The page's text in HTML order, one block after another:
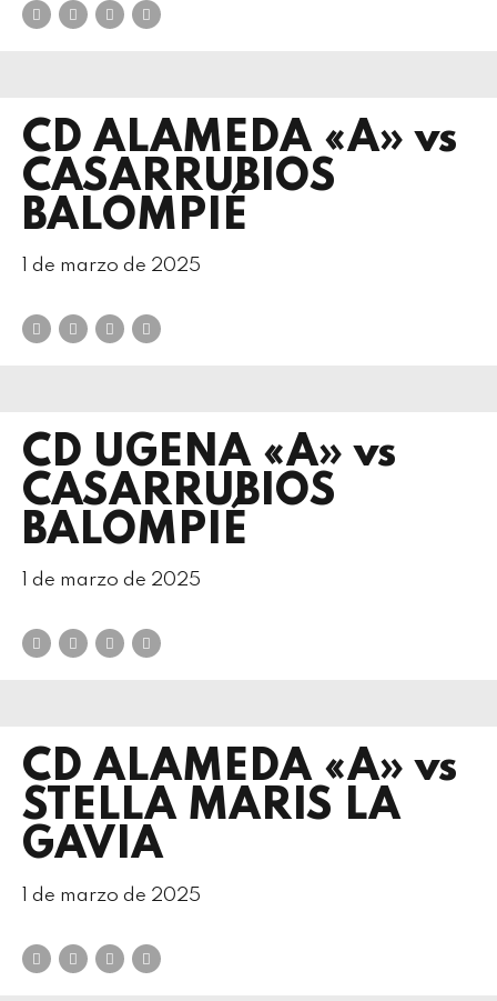
CD ALAMEDA «A» vs
CASARRUBIOS
BALOMPIÉ
1 de marzo de 2025
CD UGENA «A» vs
CASARRUBIOS
BALOMPIÉ
1 de marzo de 2025
CD ALAMEDA «A» vs
STELLA MARIS LA
GAVIA
1 de marzo de 2025